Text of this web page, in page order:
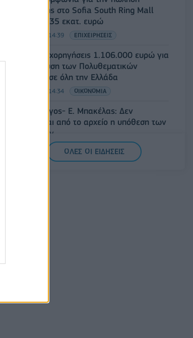
συμμετοχής στο Sofia South Ring Mall
έναντι 49,35 εκατ. ευρώ
07/08/2026 - 14:39 ΕΠΙΧΕΙΡΗΣΕΙΣ
ΥΠΠΟ: Επιχορηγήσεις 1.106.000 ευρώ για
την ενίσχυση των Πολυθεματικών
Φεστιβάλ σε όλη την Ελλάδα
07/08/2026 - 14:34 ΟΙΚΟΝΟΜΙΑ
Άρειος Πάγος- Ε. Μπακέλας: Δεν
ανασύρεται από το αρχείο η υπόθεση των
υποκλοπών
07/08/2026 - 14:11
ΟΛΕΣ ΟΙ ΕΙΔΗΣΕΙΣ